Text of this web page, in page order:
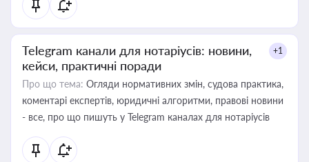
Telegram канали для нотаріусів: новини,
кейси, практичні поради
+1
Про що тема: Огляди нормативних змін, судова практика,
коментарі експертів, юридичні алгоритми, правові новини
- все, про що пишуть у Telegram каналах для нотаріусів